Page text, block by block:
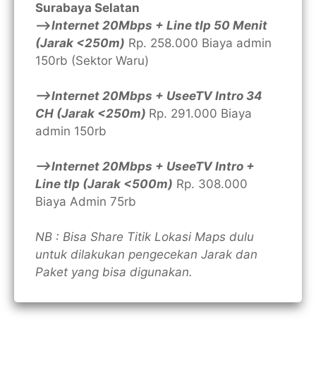
Surabaya Selatan
—>Internet 20Mbps + Line tlp 50 Menit
(Jarak <250m) Rp. 258.000 Biaya admin
150rb (Sektor Waru)
—>Internet 20Mbps + UseeTV Intro 34
CH (Jarak <250m) Rp. 291.000 Biaya
admin 150rb
—>Internet 20Mbps + UseeTV Intro +
Line tlp (Jarak <500m) Rp. 308.000
Biaya Admin 75rb
NB : Bisa Share Titik Lokasi Maps dulu
untuk dilakukan pengecekan Jarak dan
Paket yang bisa digunakan.